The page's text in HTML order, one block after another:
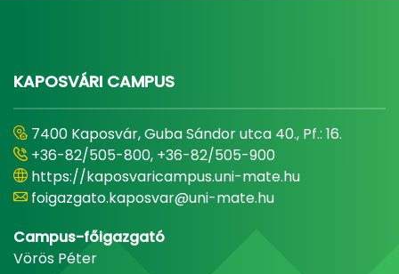
KAPOSVÁRI CAMPUS
7400 Kaposvár, Guba Sándor utca 40., Pf.: 16.
+36-82/505-800, +36-82/505-900
https://kaposvaricampus.uni-mate.hu
foigazgato.kaposvar@uni-mate.hu
Campus-főigazgató
Vörös Péter